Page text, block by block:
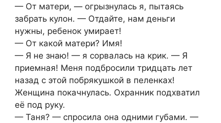
— От матери, — огрызнулась я, пытаясь
забрать кулон. — Отдайте, нам деньги
нужны, ребенок умирает!
— От какой матери? Имя!
— Я не знаю! — я сорвалась на крик. — Я
приемная! Меня подбросили тридцать лет
назад с этой побрякушкой в пеленках!
Женщина покачнулась. Охранник подхватил
её под руку.
— Таня? — спросила она одними губами. —